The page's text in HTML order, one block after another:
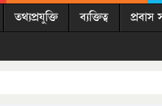
তথ্যপ্রযুক্তি ব্যক্তিত্ব প্রবাস